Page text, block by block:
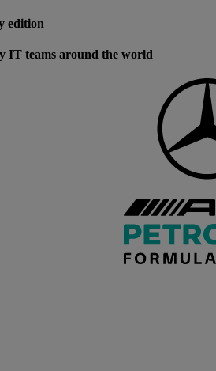
edition
IT teams around the world